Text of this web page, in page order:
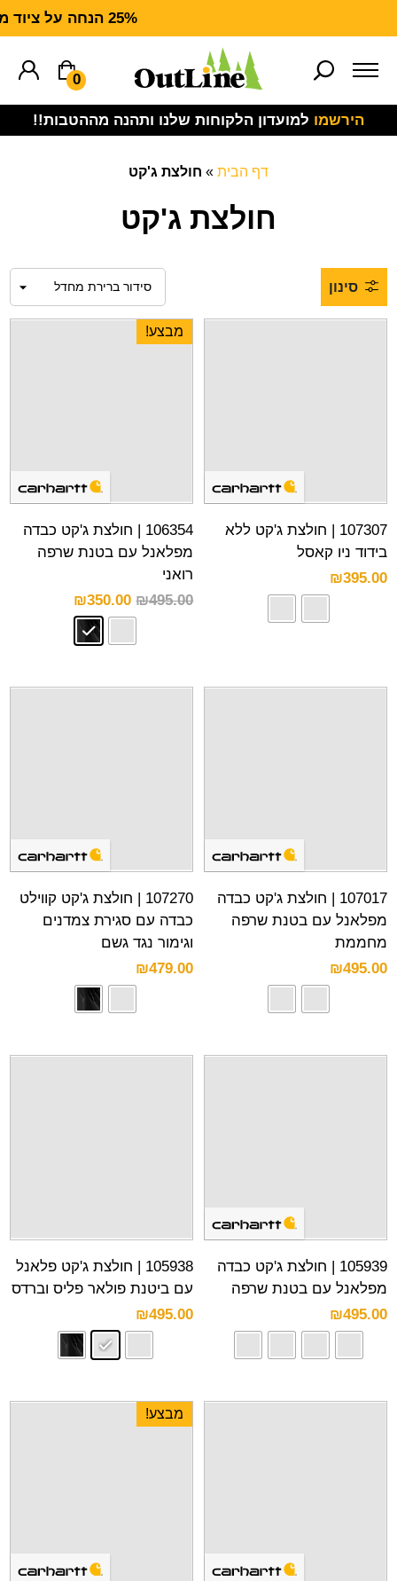
25% הנחה על ציוד מנדף CARHARTT FORCE
0
הירשמו למועדון הלקוחות שלנו ותהנה מההטבות!!
דף הבית » חולצת ג'קט
חולצת ג'קט
סינון
107307 | חולצת ג'קט ללא
בידוד ניו קאסל
₪395.00
מבצע!
106354 | חולצת ג'קט כבדה
מפלאנל עם בטנת שרפה
רואני
₪495.00
₪350.00
107017 | חולצת ג'קט כבדה
מפלאנל עם בטנת שרפה
מחממת
₪495.00
107270 | חולצת ג'קט קווילט
כבדה עם סגירת צמדנים
וגימור נגד גשם
₪479.00
105939 | חולצת ג'קט כבדה
מפלאנל עם בטנת שרפה
₪495.00
105938 | חולצת ג'קט פלאנל
עם ביטנת פולאר פליס וברדס
₪495.00
מבצע!